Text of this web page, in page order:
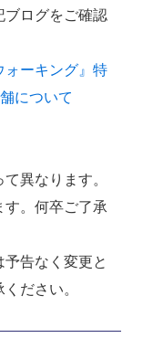
ブログをご確認
ーキング』特
について
異なります。
。何卒ご了承
告なく変更と
ださい。